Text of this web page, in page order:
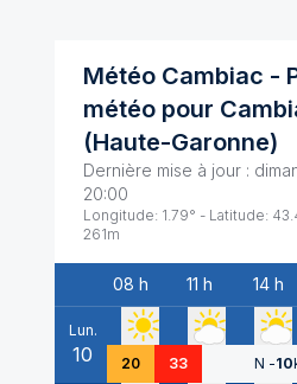
Météo Cambiac -
météo pour
(Haute-Garonne)
Dernière mise à jour :
20:00
Longitude: 1.79° - Latitude:
261m
Date
08 h 11 h 14 h
Lun.
10 20 33 N -10